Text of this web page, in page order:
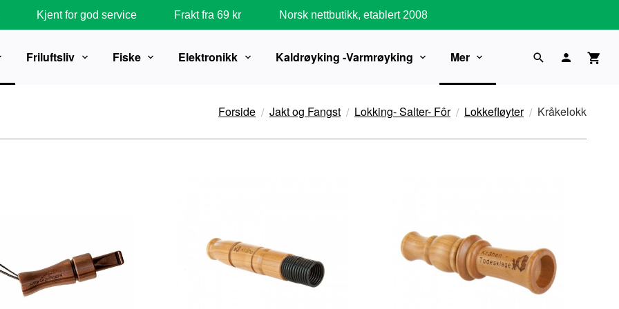
Kjent for god service Frakt fra 69 kr Norsk nettbutikk, etablert 2008
Friluftsliv Fiske Elektronikk Kaldrøyking -Varmrøyking Mer
Forside Jakt og Fangst Lokking- Salter- Fôr Lokkefløyter Kråkelokk